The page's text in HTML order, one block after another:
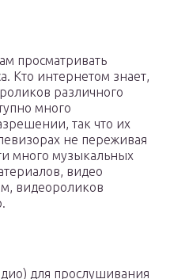
просматривать
Кто интернетом знает,
различного
много
так что их
не переживая
много музыкальных
видео
видеороликов
для прослушивания